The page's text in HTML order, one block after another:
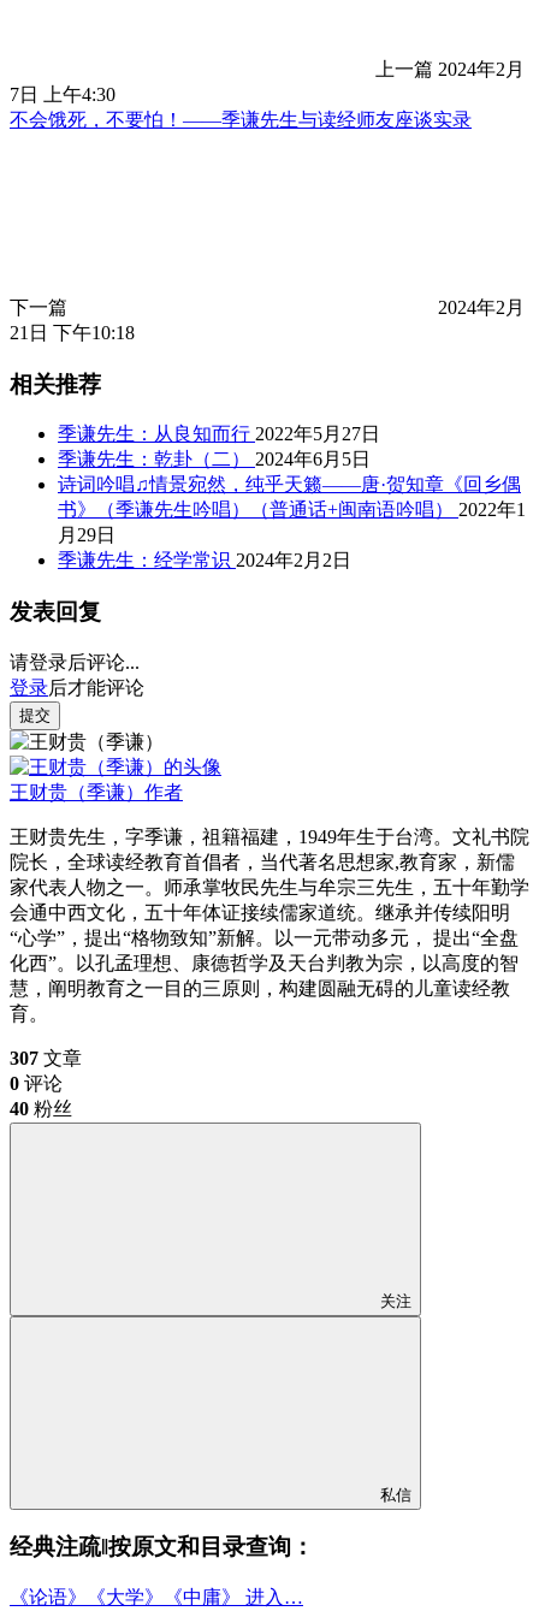
上一篇 2024年2月
7日 上午4:30
不会饿死，不要怕！——季谦先生与读经师友座谈实录
下一篇
2024年2月
21日 下午10:18
相关推荐
季谦先生：从良知而行 2022年5月27日
季谦先生：乾卦（二）
2024年6月5日
诗词吟唱♫情景宛然，纯乎天籁——唐·贺知章《回乡偶
书》（季谦先生吟唱）（普通话+闽南语吟唱）
2022年1
月29日
季谦先生：经学常识 2024年2月2日
发表回复
请登录后评论...
登录后才能评论
提交
王财贵（季谦） 作者
王财贵先生，字季谦，祖籍福建，1949年生于台湾。文礼书院
院长，全球读经教育首倡者，当代著名思想家,教育家，新儒
家代表人物之一。师承掌牧民先生与牟宗三先生，五十年勤学
会通中西文化，五十年体证接续儒家道统。继承并传续阳明
“心学”，提出“格物致知”新解。以一元带动多元， 提出“全盘
化西”。以孔孟理想、康德哲学及天台判教为宗，以高度的智
慧，阐明教育之一目的三原则，构建圆融无碍的儿童读经教
育。
307 文章
0 评论
40 粉丝
关注
私信
经典注疏‖按原文和目录查询：
《论语》《大学》《中庸》 进入…